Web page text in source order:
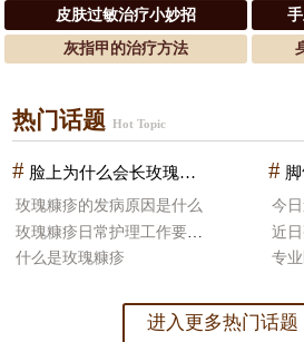
皮肤过敏治疗小妙招
灰指甲的治疗方法
热门话题 Hot Topic
# 脸上为什么会长玫瑰糠疹
玫瑰糠疹的发病原因是什么
什么是玫瑰糠疹
#
进入更多热门话